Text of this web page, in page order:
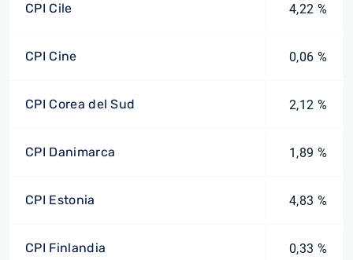
CPI Cile 4,22 %
CPI Cine 0,06 %
CPI Corea del Sud 2,12 %
CPI Danimarca 1,89 %
CPI Estonia 4,83 %
CPI Finlandia 0,33 %